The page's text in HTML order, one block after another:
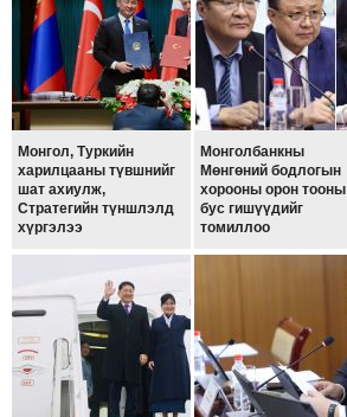
СУРГУУЛИЙН
ЭРГЭН
ТОЙРОНД
ЗӨРЧЛИЙН
ЭРГЭН
ТОЙРОНД
ЕРӨНХИЙЛӨГЧИЙН
Монгол, Туркийн
харилцааны түвшнийг
шат ахиулж,
Стратегийн түншлэлд
хүргэлээ
Монголбанкны
Мөнгөний бодлогын
хорооны орон тооны
бус гишүүдийг
томиллоо